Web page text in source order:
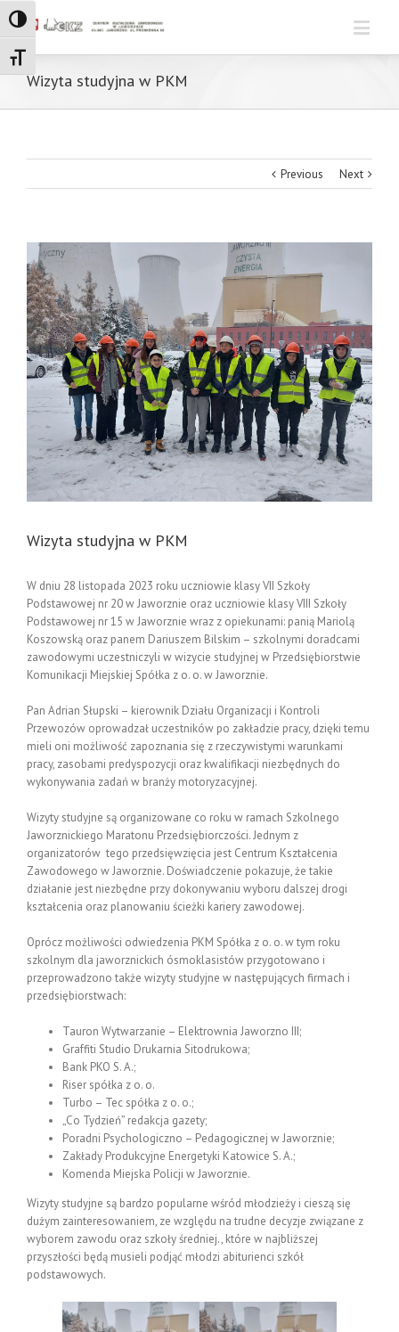
Toggle High Contrast
Toggle Font size
Wizyta studyjna w PKM
Previous Next
Wizyta studyjna w PKM
W dniu 28 listopada 2023 roku uczniowie klasy VII Szkoły
Podstawowej nr 20 w Jaworznie oraz uczniowie klasy VIII Szkoły
Podstawowej nr 15 w Jaworznie wraz z opiekunami: panią Mariolą
Koszowską oraz panem Dariuszem Bilskim – szkolnymi doradcami
zawodowymi uczestniczyli w wizycie studyjnej w Przedsiębiorstwie
Komunikacji Miejskiej Spółka z o. o. w Jaworznie.
Pan Adrian Słupski – kierownik Działu Organizacji i Kontroli
Przewozów oprowadzał uczestników po zakładzie pracy, dzięki temu
mieli oni możliwość zapoznania się z rzeczywistymi warunkami
pracy, zasobami predyspozycji oraz kwalifikacji niezbędnych do
wykonywania zadań w branży motoryzacyjnej.
Wizyty studyjne są organizowane co roku w ramach Szkolnego
Jaworznickiego Maratonu Przedsiębiorczości. Jednym z
organizatorów tego przedsięwzięcia jest Centrum Kształcenia
Zawodowego w Jaworznie. Doświadczenie pokazuje, że takie
działanie jest niezbędne przy dokonywaniu wyboru dalszej drogi
kształcenia oraz planowaniu ścieżki kariery zawodowej.
Oprócz możliwości odwiedzenia PKM Spółka z o. o. w tym roku
szkolnym dla jaworznickich ósmoklasistów przygotowano i
przeprowadzono także wizyty studyjne w następujących firmach i
przedsiębiorstwach:
Tauron Wytwarzanie – Elektrownia Jaworzno III;
Graffiti Studio Drukarnia Sitodrukowa;
Bank PKO S. A.;
Riser spółka z o. o.
Turbo – Tec spółka z o. o.;
„Co Tydzień” redakcja gazety;
Poradni Psychologiczno – Pedagogicznej w Jaworznie;
Zakłady Produkcyjne Energetyki Katowice S. A.;
Komenda Miejska Policji w Jaworznie.
Wizyty studyjne są bardzo popularne wśród młodzieży i cieszą się
dużym zainteresowaniem, ze względu na trudne decyzje związane z
wyborem zawodu oraz szkoły średniej., które w najbliższej
przyszłości będą musieli podjąć młodzi abiturienci szkół
podstawowych.